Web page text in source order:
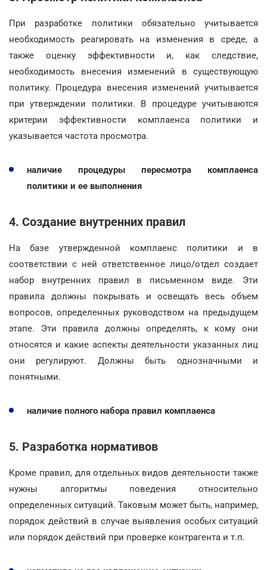
При разработке политики обязательно учитывается
необходимость реагировать на изменения в среде, а
также оценку эффективности и, как следствие,
необходимость внесения изменений в существующую
политику. Процедура внесения изменений учитывается
при утверждении политики. В процедуре учитываются
критерии эффективности комплаенса политики и
указывается частота просмотра.
наличие процедуры пересмотра комплаенса
политики и ее выполнения
4. Создание внутренних правил
На базе утвержденной комплаенс политики и в
соответствии с ней ответственное лицо/отдел создает
набор внутренних правил в письменном виде. Эти
правила должны покрывать и освещать весь объем
вопросов, определенных руководством на предыдущем
этапе. Эти правила должны определять, к кому они
относятся и какие аспекты деятельности указанных лиц
они регулируют. Должны быть однозначными и
понятными.
наличие полного набора правил комплаенса
5. Разработка нормативов
Кроме правил, для отдельных видов деятельности также
нужны алгоритмы поведения относительно
определенных ситуаций. Таковым может быть, например,
порядок действий в случае выявления особых ситуаций
или порядок действий при проверке контрагента и т.п.